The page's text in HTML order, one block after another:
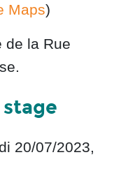
Maps)
de la Rue
20/07/2023,